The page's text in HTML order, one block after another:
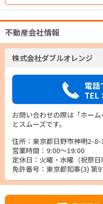
不動産会社情報
株式会社ダブルオレンジ
電話
TEL
お問い合わせの際は「ホー
とスムーズです。
住所：東京都日野市神明2-8-
営業時間：9:00～19:00
定休日：火曜・水曜（祝祭日
免許番号：東京都知事(3) 第